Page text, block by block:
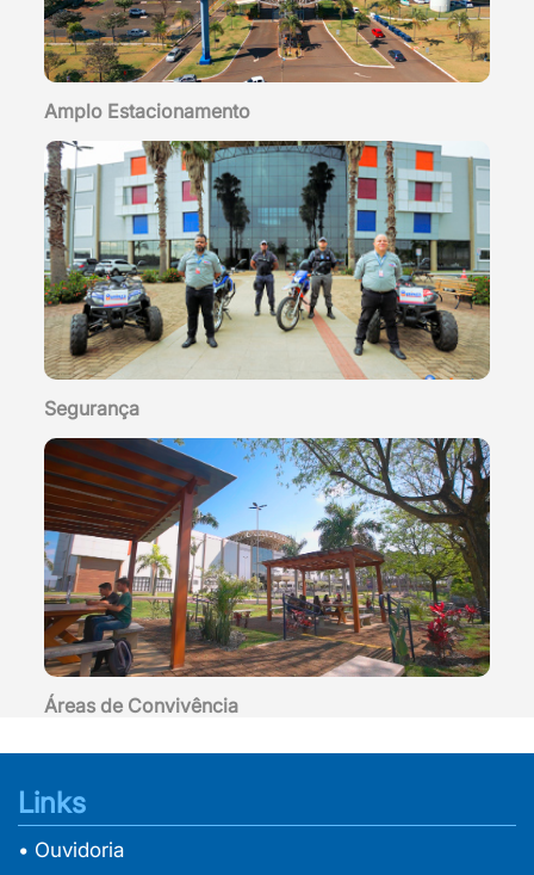
Amplo Estacionamento
Segurança
Áreas de Convivência
Links
• Ouvidoria